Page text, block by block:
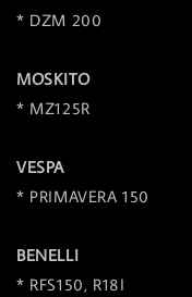
* DZM 200
MOSKITO
* MZ125R
VESPA
* PRIMAVERA 150
BENELLI
* RFS150, R18I